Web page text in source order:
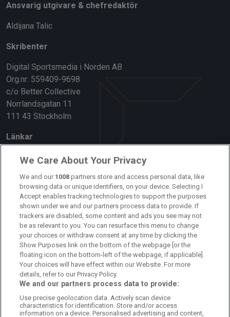
Ansvarig utgivare & chefredaktör
Aldijana Talic
Skribenter
Digital Sportsmedia i Norden AB
Org.nr: 559409-9698
c/o Better Collective
Norrlandsgatan 11
111 43 Stockholm
Länkar
Om oss
Kontakta oss
Kundtjänst
Sponsor: Rekatochklart
Annonsera på Fotbolldirekt
Redaktionell policy
Personuppgiftspolicy
Cookiepolicy
We Care About Your Privacy
We and our 1008 partners store and access personal data, like
browsing data or unique identifiers, on your device. Selecting I
Accept enables tracking technologies to support the purposes
shown under we and our partners process data to provide. If
trackers are disabled, some content and ads you see may not
be as relevant to you. You can resurface this menu to change
your choices or withdraw consent at any time by clicking the
Show Purposes link on the bottom of the webpage [or the
floating icon on the bottom-left of the webpage, if applicable].
Your choices will have effect within our Website. For more
details, refer to our Privacy Policy.
We and our partners process data to provide:
Use precise geolocation data. Actively scan device
characteristics for identification. Store and/or access
information on a device. Personalised advertising and content,